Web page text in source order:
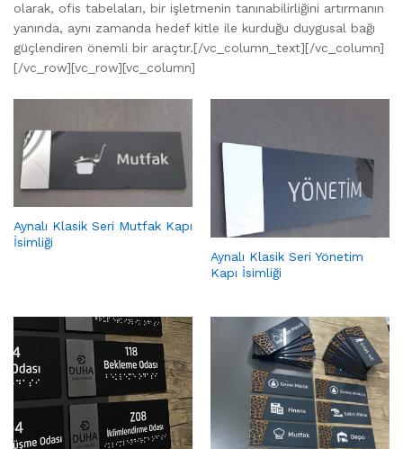
olarak, ofis tabelaları, bir işletmenin tanınabilirliğini artırmanın
yanında, aynı zamanda hedef kitle ile kurduğu duygusal bağı
güçlendiren önemli bir araçtır.[/vc_column_text][/vc_column]
[/vc_row][vc_row][vc_column]
Aynalı Klasik Seri Mutfak Kapı
İsimliği
Aynalı Klasik Seri Yönetim
Kapı İsimliği